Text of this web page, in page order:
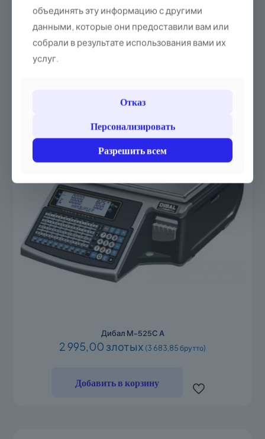
Добавить в корзину
Дибал М-525С А
2 995,00 злотых (3 683,85 брутто)
Добавить в корзину
объединять эту информацию с другими
данными, которые они предоставили вам или
собрали в результате использования вами их
услуг.
Отказ
Персонализировать
Разрешить всем